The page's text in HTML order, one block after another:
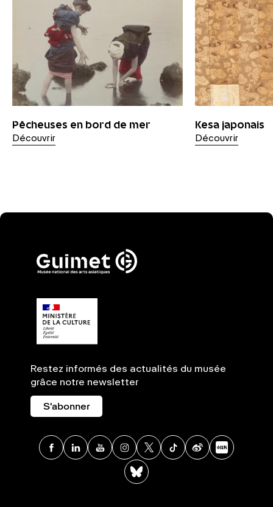
Pêcheuses en bord de mer
Découvrir
Kesa japonais
Découvrir
Restez informés des actualités du musée
grâce notre newsletter
S'abonner
Facebook
LinkedinYoutubeInstagram
X TikTokWeibo